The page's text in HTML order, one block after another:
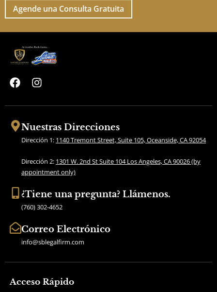
Agende una Consulta Gratuita
F
a
c
b
o
I
s
a
g
r
a
m
Nuestras Direcciones
Dirección 1: 1140 Tremont Street, Suite 105, Oceanside, CA 92054
Dirección 2: 1301 W. 2nd St Suite 104 Los Angeles, CA 90026 (by
appointment only)
¿Tiene una pregunta? Llámenos.
(760) 302-4652
Correo Electrónico
info@sblegalfirm.com
Acceso Rápido